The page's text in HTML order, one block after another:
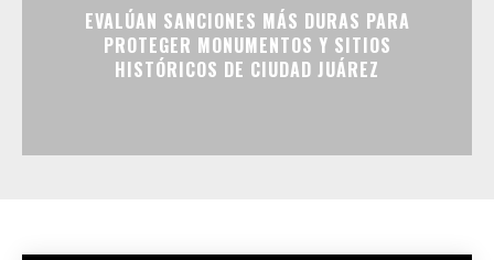
EVALÚAN SANCIONES MÁS DURAS PARA
PROTEGER MONUMENTOS Y SITIOS
HISTÓRICOS DE CIUDAD JUÁREZ